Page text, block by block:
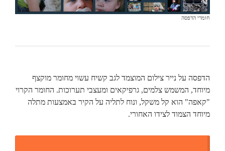
חומרי הדפסה
הדפסה על נייר צילום המוצמד לגב קשיח עשוי מחומר מוקצף
מיוחד, המשמש צלמים, גרפיקאים ומעצבי תערוכות. החומר הקרוי
"קאפה" הוא קל משקל, ונוח לתליה על הקיר באמצעות מתלה
מיוחד הצמוד לצידו האחורי.